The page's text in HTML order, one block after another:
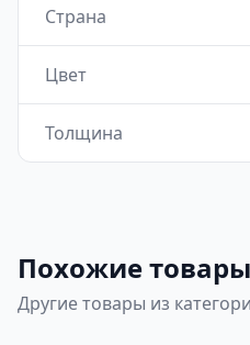
Страна
Цвет
Толщина
Похожие товары
Другие товары из